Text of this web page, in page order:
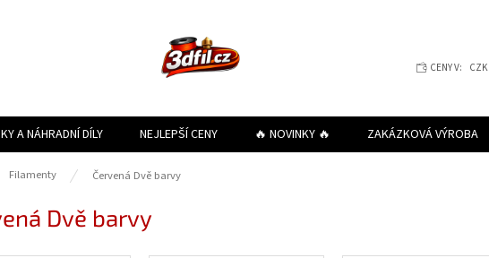
CENY V: CZK
A NÁHRADNÍ DÍLY NEJLEPŠÍ CENY 🔥 NOVINKY 🔥 ZAKÁZKOVÁ VÝROBA
Filamenty Červená Dvě barvy
Dvě barvy